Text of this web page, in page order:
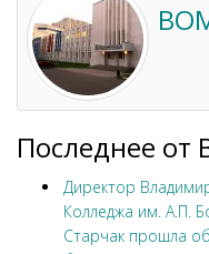
Последнее
Директор
Колледжа им. А.П.
Старчак прошла